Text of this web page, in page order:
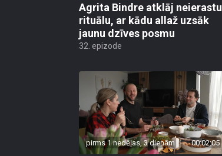
Agrita Bindre atklāj neierastu
rituālu, ar kādu allaž uzsāk
jaunu dzīves posmu
32. epizode
pirms 1 nedēļas, 3 dienām 00:02:05